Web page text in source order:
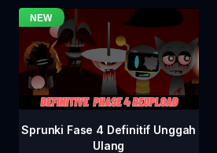
Sprunki Fase 4 Definitif Unggah
Ulang